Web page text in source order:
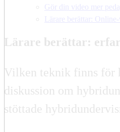
Gör din video mer
Lärare berättar:
Lärare berättar:
Vilken teknik finns för
diskussion om
stöttade